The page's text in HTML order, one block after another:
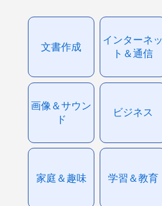
文書作成
インターネッ
ト＆通信
画像＆サウン
ド
ビジネス
家庭＆趣味 学習＆教育